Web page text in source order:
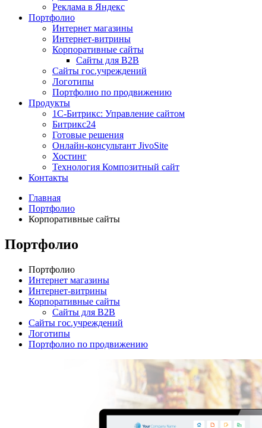
Реклама в Яндекс
Портфолио
Интернет магазины
Интернет-витрины
Корпоративные сайты
Сайты для B2B
Сайты гос.учреждений
Логотипы
Портфолио по продвижению
Продукты
1С-Битрикс: Управление сайтом
Битрикс24
Готовые решения
Онлайн-консультант JivoSite
Хостинг
Технология Композитный сайт
Контакты
Главная
Портфолио
Корпоративные сайты
Портфолио
Портфолио
Интернет магазины
Интернет-витрины
Корпоративные сайты
Сайты для B2B
Сайты гос.учреждений
Логотипы
Портфолио по продвижению